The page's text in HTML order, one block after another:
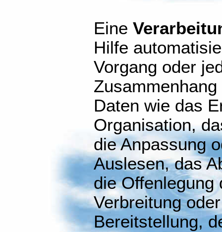
Eine
Hilfe
Vorgang oder
Daten wie das
Organisation,
die Anpassung
Auslesen, das
die Offenlegung
Verbreitung
Bereitstellung,